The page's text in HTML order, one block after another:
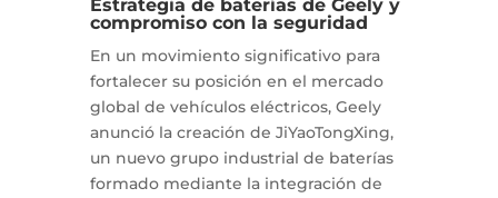
Estrategia de baterías de Geely y
compromiso con la seguridad
En un movimiento significativo para
fortalecer su posición en el mercado
global de vehículos eléctricos, Geely
anunció la creación de JiYaoTongXing,
un nuevo grupo industrial de baterías
formado mediante la integración de